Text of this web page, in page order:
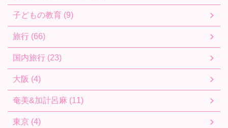
子どもの教育 (9)
旅行 (66)
国内旅行 (23)
大阪 (4)
奄美&加計呂麻 (11)
東京 (4)